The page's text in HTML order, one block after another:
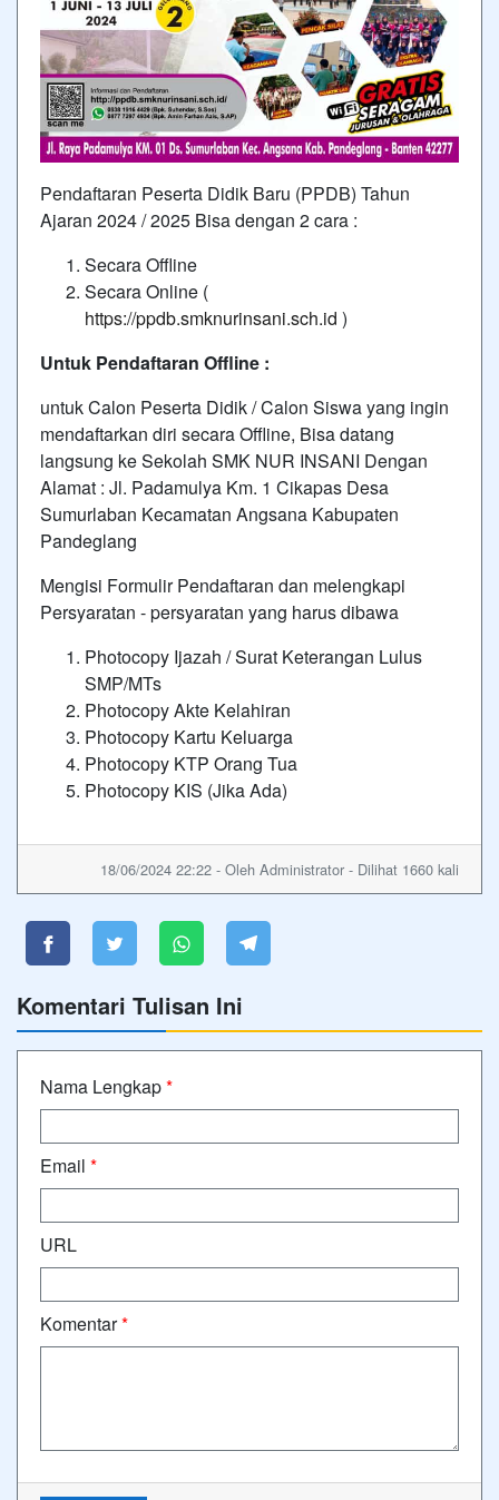
Pendaftaran Peserta Didik Baru (PPDB) Tahun
Ajaran 2024 / 2025 Bisa dengan 2 cara :
Secara Offline
Secara Online (
https://ppdb.smknurinsani.sch.id )
Untuk Pendaftaran Offline :
untuk Calon Peserta Didik / Calon Siswa yang ingin
mendaftarkan diri secara Offline, Bisa datang
langsung ke Sekolah SMK NUR INSANI Dengan
Alamat : Jl. Padamulya Km. 1 Cikapas Desa
Sumurlaban Kecamatan Angsana Kabupaten
Pandeglang
Mengisi Formulir Pendaftaran dan melengkapi
Persyaratan - persyaratan yang harus dibawa
Photocopy Ijazah / Surat Keterangan Lulus
SMP/MTs
Photocopy Akte Kelahiran
Photocopy Kartu Keluarga
Photocopy KTP Orang Tua
Photocopy KIS (Jika Ada)
18/06/2024 22:22 - Oleh Administrator - Dilihat 1660 kali
Komentari Tulisan Ini
Nama Lengkap*
Email *
URL
Komentar*